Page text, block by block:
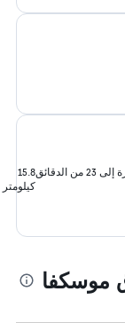
الدقائق
15.8
كيلومتر
موسكفا